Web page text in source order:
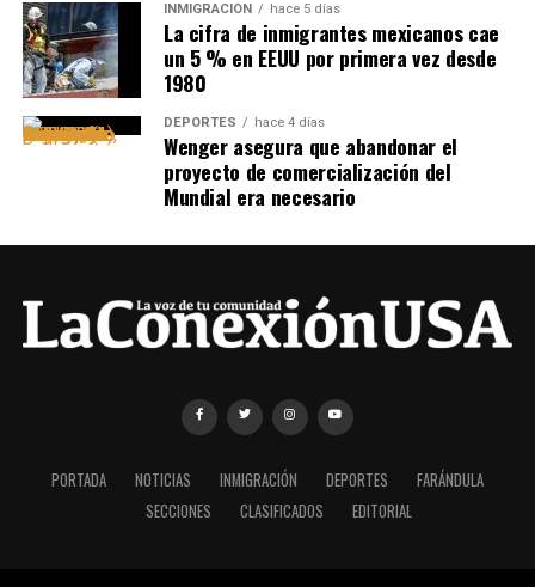
INMIGRACIÓN hace 5 días
La cifra de inmigrantes mexicanos cae
un 5 % en EEUU por primera vez desde
1980
DEPORTES hace 4 días
Wenger asegura que abandonar el
proyecto de comercialización del
Mundial era necesario
PORTADA NOTICIAS INMIGRACIÓN DEPORTES
FARÁNDULA
SECCIONES
CLASIFICADOS EDITORIAL